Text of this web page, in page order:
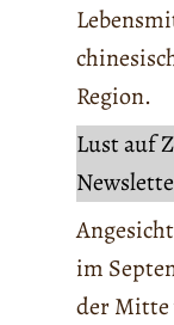
Region.
Lust auf
im
der Mitte